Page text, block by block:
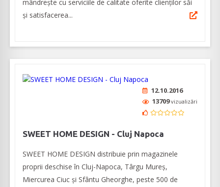
mândrește cu serviciile de calitate oferite clienților săi
și satisfacerea...
12.10.2016
13709vizualizări
SWEET HOME DESIGN - Cluj Napoca
SWEET HOME DESIGN distribuie prin magazinele
proprii deschise în Cluj-Napoca, Târgu Mureș,
Miercurea Ciuc și Sfântu Gheorghe, peste 500 de